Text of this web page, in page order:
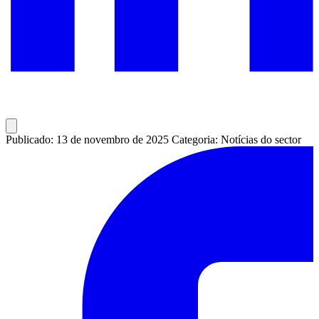
Publicado: 13 de novembro de 2025 Categoria: Notícias do sector